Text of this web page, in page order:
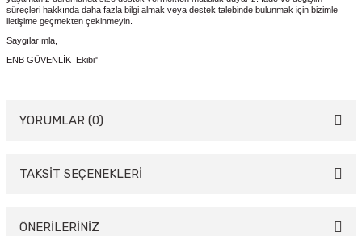
süreçleri hakkında daha fazla bilgi almak veya destek talebinde bulunmak için bizimle
iletişime geçmekten çekinmeyin.
Saygılarımla,
ENB GÜVENLİK Ekibi"
YORUMLAR (0)
Bu ürüne ilk yorumu siz yapın!
TAKSİT SEÇENEKLERİ
ÖNERİLERİNİZ